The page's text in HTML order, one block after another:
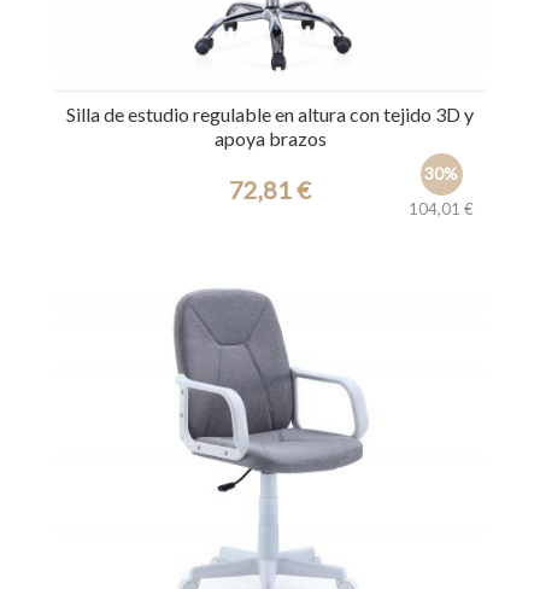
Silla de estudio regulable en altura con tejido 3D y
apoya brazos
30%
104,01 €
72,81 €